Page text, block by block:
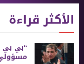
الأكثر قراءة
“بي